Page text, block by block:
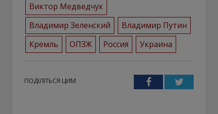
Виктор Медведчук
Владимир Зеленский
Владимир Путин
Кремль
ОПЗЖ Россия Украина
ПОДІЛІТЬСЯ ЦИМ FacebookTwitter